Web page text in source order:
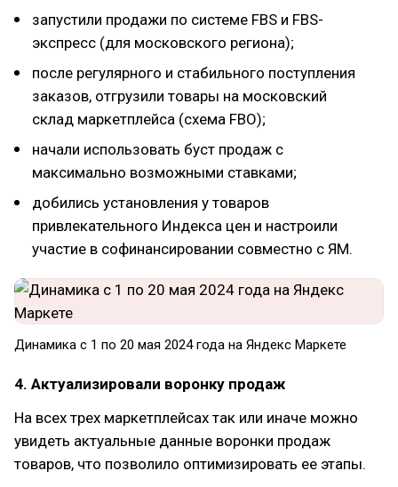
запустили продажи по системе FBS и FBS-
экспресс (для московского региона);
после регулярного и стабильного поступления
заказов, отгрузили товары на московский
склад маркетплейса (схема FBO);
начали использовать буст продаж с
максимально возможными ставками;
добились установления у товаров
привлекательного Индекса цен и настроили
участие в софинансировании совместно с ЯМ.
Динамика с 1 по 20 мая 2024 года на Яндекс Маркете
4. Актуализировали воронку продаж
На всех трех маркетплейсах так или иначе можно
увидеть актуальные данные воронки продаж
товаров, что позволило оптимизировать ее этапы.